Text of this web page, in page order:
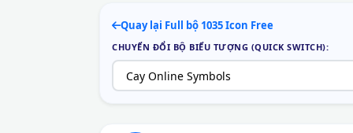
Quay lại Full bộ 1035 Icon Free
CHUYỂN ĐỔI BỘ BIỂU TƯỢNG (QUICK SWITCH):